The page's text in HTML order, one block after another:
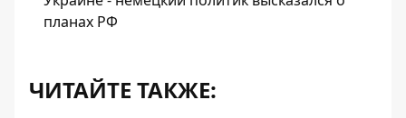
планах РФ
ЧИТАЙТЕ ТАКЖЕ: